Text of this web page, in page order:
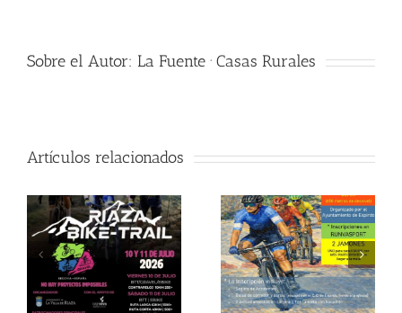
Sobre el Autor: La Fuente · Casas Rurales
Artículos relacionados